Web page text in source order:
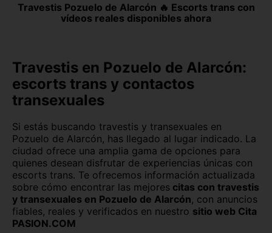
Lleida capital Logroño
Málaga capital Melilla capital
Murcia capital
Oviedo Palencia capital
Palma de Mallorca Pamplona
Pontevedra capital Salamanca capital
San Sebastián Santa Cruz de Tenerife
Santander
Travestis Pozuelo de Alarcón 🔥 Escorts trans con
vídeos reales disponibles ahora
Travestis en Pozuelo de Alarcón:
escorts trans y contactos
transexuales
Si estás buscando travestis y transexuales en
Pozuelo de Alarcón, has llegado al lugar indicado. La
ciudad ofrece una amplia gama de opciones para
quienes desean disfrutar de experiencias únicas con
escorts trans. Te ofrecemos información actualizada
sobre cómo encontrar las mejores citas con travestis
y transexuales en Pozuelo de Alarcón, con anuncios
fiables, reales y verificados en nuestro sitio web Cita
PASION.COM